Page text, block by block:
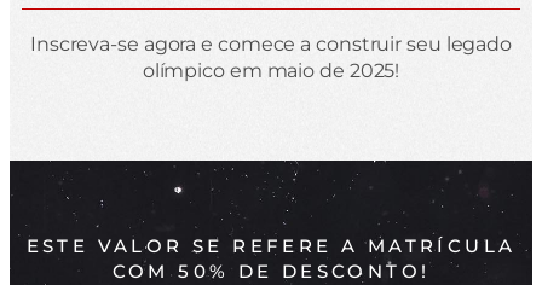
Inscreva-se agora e comece a construir seu legado
olímpico em maio de 2025!
ESTE VALOR SE REFERE A MATRÍCULA
COM 50% DE DESCONTO!